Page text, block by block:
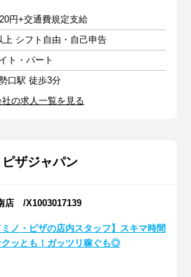
円+交通費規定支給
上 シフト自由・自己申告
ト・パート
口駅 徒歩3分
の求人一覧を見る
ザジャパン
店 /X1003017139
ミノ・ピザの店内スタッフ】スキマ時間
クッとも！ガッツリ稼ぐも◎